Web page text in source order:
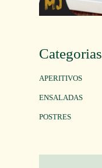
Categorias
APERITIVOS
ENSALADAS
POSTRES